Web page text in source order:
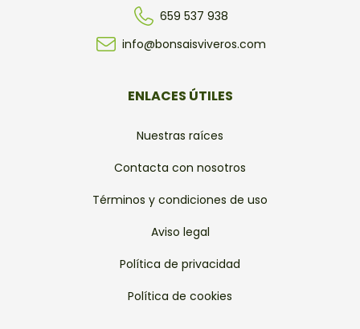
659 537 938
info@bonsaisviveros.com
ENLACES ÚTILES
Nuestras raíces
Contacta con nosotros
Términos y condiciones de uso
Aviso legal
Política de privacidad
Política de cookies